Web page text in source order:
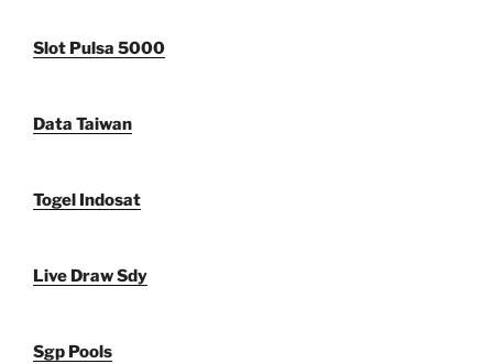
Slot Pulsa 5000
Data Taiwan
Togel Indosat
Live Draw Sdy
Sgp Pools